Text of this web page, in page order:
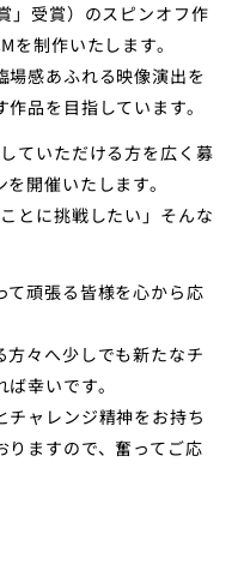
お問い合わせ一覧
ング
」受賞）のスピンオフ作
を制作いたします。
感あふれる映像演出を
品を目指しています。
ていただける方を広く募
開催いたします。
とに挑戦したい」そんな
頑張る皆様を心から応
方々へ少しでも新たなチ
幸いです。
ャレンジ精神をお持ち
りますので、奮ってご応